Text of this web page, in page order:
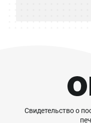
Свидетельство о